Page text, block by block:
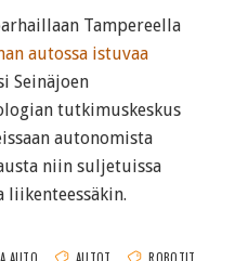
Tampereella
autossa istuvaa
Seinäjoen
tutkimuskeskus
autonomista
niin suljetuissa
liikenteessäkin.